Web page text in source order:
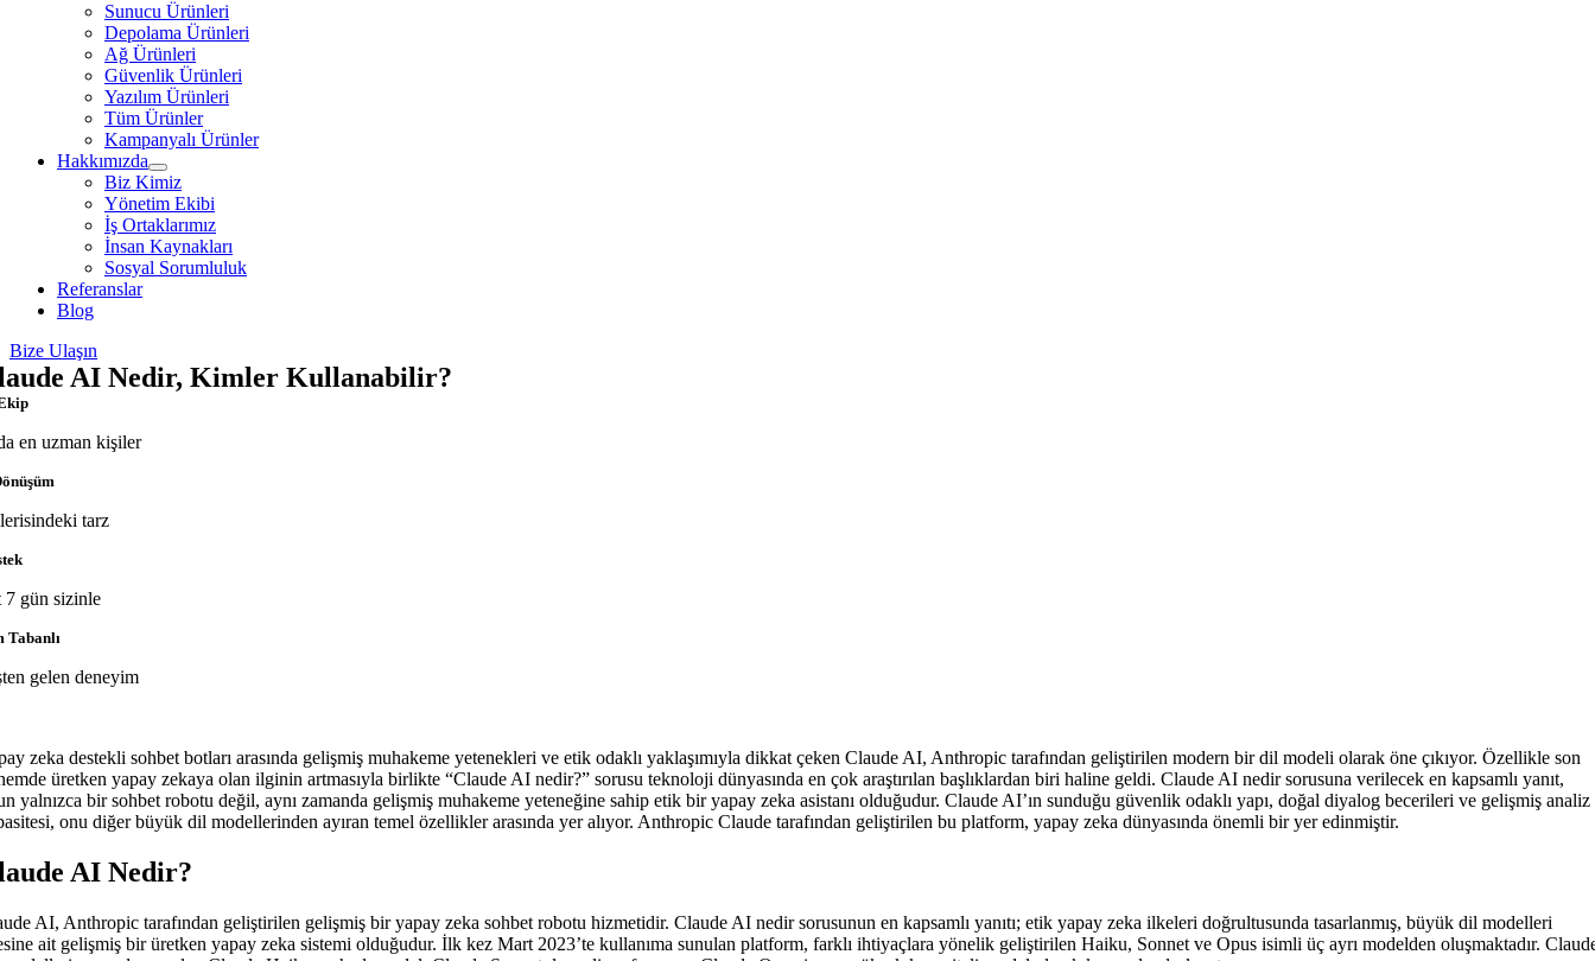
Sunucu Ürünleri
Depolama Ürünleri
Ağ Ürünleri
Güvenlik Ürünleri
Yazılım Ürünleri
Tüm Ürünler
Kampanyalı Ürünler
Hakkımızda
Biz Kimiz
Yönetim Ekibi
İş Ortaklarımız
İnsan Kaynakları
Sosyal Sorumluluk
Referanslar
Blog
Bize Ulaşın
AI Nedir, Kimler Kullanabilir?
en uzman kişiler
tarz
7 gün sizinle
Tabanlı
gelen deneyim
zeka destekli sohbet botları arasında gelişmiş muhakeme yetenekleri ve etik odaklı yaklaşımıyla dikkat çeken Claude AI, Anthropic tarafından geliştirilen modern bir dil modeli olarak öne çıkıyor. Özellikle son
üretken yapay zekaya olan ilginin artmasıyla birlikte “Claude AI nedir?” sorusu teknoloji dünyasında en çok araştırılan başlıklardan biri haline geldi. Claude AI nedir sorusuna verilecek en kapsamlı yanıt,
yalnızca bir sohbet robotu değil, aynı zamanda gelişmiş muhakeme yeteneğine sahip etik bir yapay zeka asistanı olduğudur. Claude AI’ın sunduğu güvenlik odaklı yapı, doğal diyalog becerileri ve gelişmiş analiz
onu diğer büyük dil modellerinden ayıran temel özellikler arasında yer alıyor. Anthropic Claude tarafından geliştirilen bu platform, yapay zeka dünyasında önemli bir yer edinmiştir.
AI Nedir?
AI, Anthropic tarafından geliştirilen gelişmiş bir yapay zeka sohbet robotu hizmetidir. Claude AI nedir sorusunun en kapsamlı yanıtı; etik yapay zeka ilkeleri doğrultusunda tasarlanmış, büyük dil modelleri
ait gelişmiş bir üretken yapay zeka sistemi olduğudur. İlk kez Mart 2023’te kullanıma sunulan platform, farklı ihtiyaçlara yönelik geliştirilen Haiku, Sonnet ve Opus isimli üç ayrı modelden oluşmaktadır.